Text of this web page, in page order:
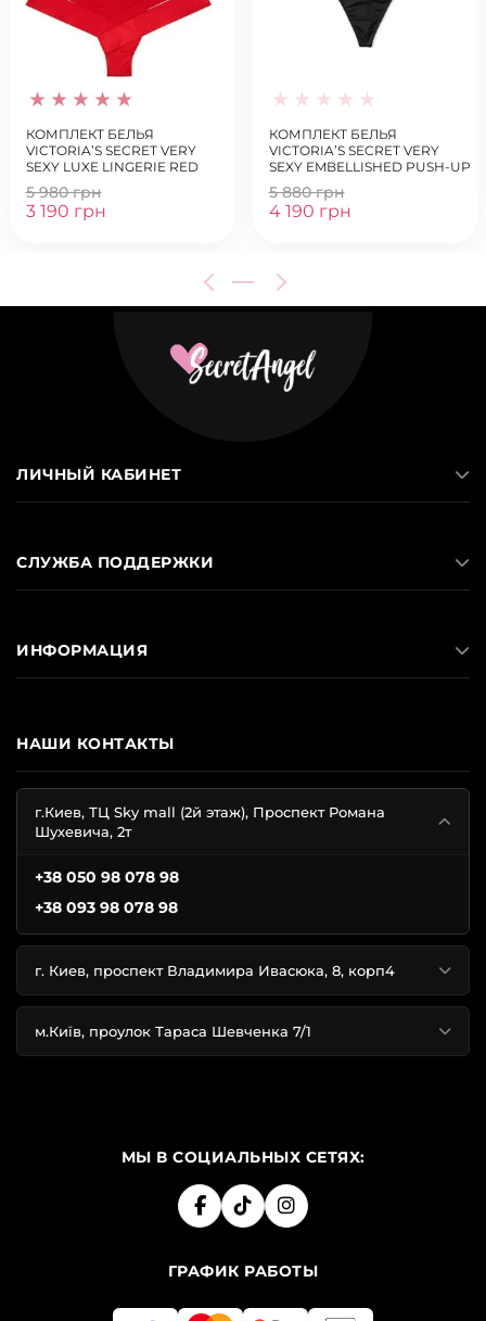
КОМПЛЕКТ БЕЛЬЯ
VICTORIA’S SECRET VERY
SEXY LUXE LINGERIE RED
SET
5 980 грн
3 190 грн
КОМПЛЕКТ БЕЛЬЯ
VICTORIA’S SECRET VERY
SEXY EMBELLISHED PUSH-UP
5 880 грн
4 190 грн
НАШИ КОНТАКТЫ
г.Киев, ТЦ Sky mall (2й этаж), Проспект Романа
Шухевича, 2т
+38 050 98 078 98
+38 093 98 078 98
г. Киев, проспект Владимира Ивасюка, 8, корп4
м.Київ, проулок Тараса Шевченка 7/1
ЛИЧНЫЙ КАБИНЕТ
СЛУЖБА ПОДДЕРЖКИ
ИНФОРМАЦИЯ
МЫ В СОЦИАЛЬНЫХ СЕТЯХ:
ГРАФИК РАБОТЫ